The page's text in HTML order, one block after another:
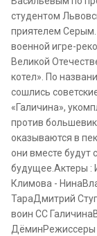
студентом
приятелем
военной игре-
Великой
котел». По
сошлись
«Галичина»,
против
оказываются в
они вместе будут
будущее.Актеры :
Климова -
ТараДмитрий
воин СС
ДёминРежиссеры